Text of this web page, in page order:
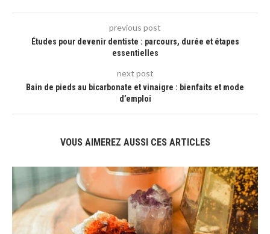
previous post
Études pour devenir dentiste : parcours, durée et étapes
essentielles
next post
Bain de pieds au bicarbonate et vinaigre : bienfaits et mode
d’emploi
VOUS AIMEREZ AUSSI CES ARTICLES